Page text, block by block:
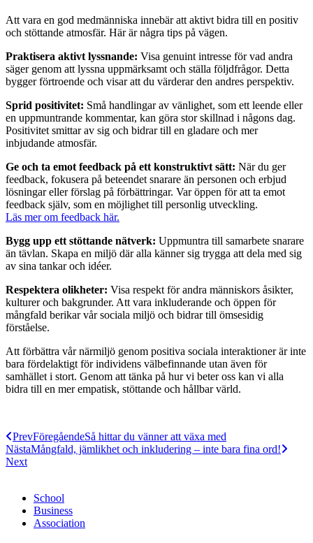
Att vara en god medmänniska innebär att aktivt bidra till en positiv
och stöttande atmosfär. Här är några tips på vägen.
Praktisera aktivt lyssnande: Visa genuint intresse för vad andra
säger genom att lyssna uppmärksamt och ställa följdfrågor. Detta
bygger förtroende och visar att du värderar den andres perspektiv.
Sprid positivitet: Små handlingar av vänlighet, som ett leende eller
en uppmuntrande kommentar, kan göra stor skillnad i någons dag.
Positivitet smittar av sig och bidrar till en gladare och mer
inbjudande atmosfär.
Ge och ta emot feedback på ett konstruktivt sätt: När du ger
feedback, fokusera på beteendet snarare än personen och erbjud
lösningar eller förslag på förbättringar. Var öppen för att ta emot
feedback själv, som en möjlighet till personlig utveckling.
Läs mer om feedback här.
Bygg upp ett stöttande nätverk: Uppmuntra till samarbete snarare
än tävlan. Skapa en miljö där alla känner sig trygga att dela med sig
av sina tankar och idéer.
Respektera olikheter: Visa respekt för andra människors åsikter,
kulturer och bakgrunder. Att vara inkluderande och öppen för
mångfald berikar vår sociala miljö och bidrar till ömsesidig
förståelse.
Att förbättra vår närmiljö genom positiva sociala interaktioner är inte
bara fördelaktigt för individens välbefinnande utan även för
samhället i stort. Genom att tänka på hur vi beter oss kan vi alla
bidra till en mer empatisk, stöttande och hållbar värld.
PrevFöregåendeSå hittar du vänner att växa med
NästaMångfald, jämlikhet och inkludering – inte bara fina ord!
Next
School
Business
Association